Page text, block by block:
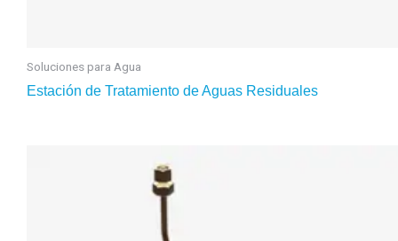
Soluciones para Agua
Estación de Tratamiento de Aguas Residuales